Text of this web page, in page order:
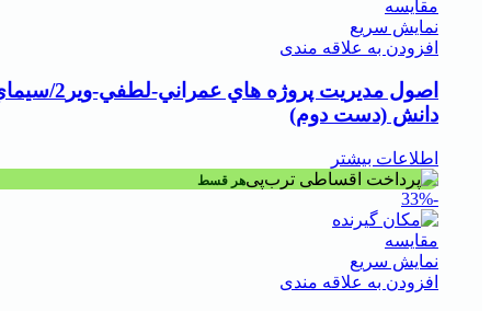
مقايسه
نمایش سریع
افزودن به علاقه مندی
اصول مديريت پروژه هاي عمراني-لطفي-
دانش (دست دوم)
اطلاعات بیشتر
هر قسط
-33%
مقايسه
نمایش سریع
افزودن به علاقه مندی